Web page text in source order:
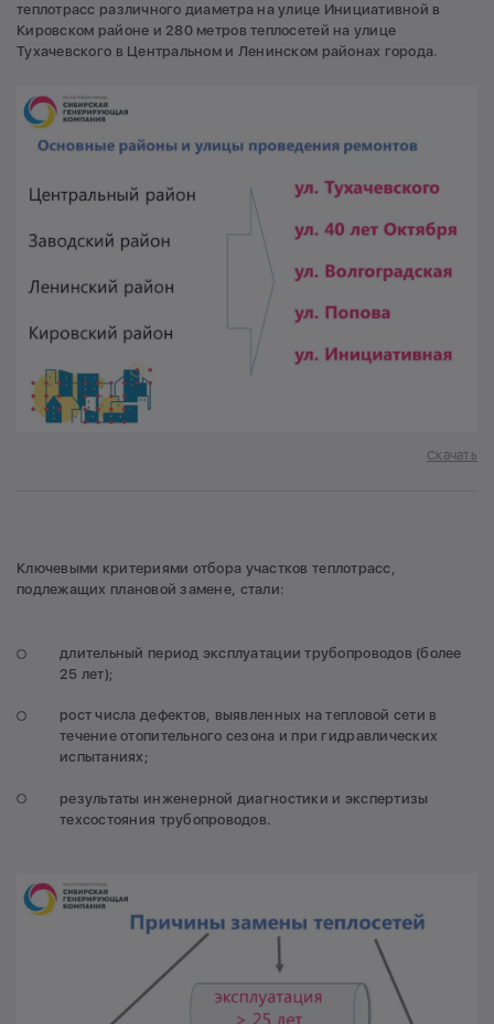
теплотрасс различного диаметра на улице Инициативной в
Кировском районе и 280 метров теплосетей на улице
Тухачевского в Центральном и Ленинском районах города.
Скачать
Ключевыми критериями отбора участков теплотрасс,
подлежащих плановой замене, стали:
длительный период эксплуатации трубопроводов (более
25 лет);
рост числа дефектов, выявленных на тепловой сети в
течение отопительного сезона и при гидравлических
испытаниях;
результаты инженерной диагностики и экспертизы
техсостояния трубопроводов.